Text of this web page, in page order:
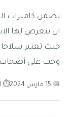
تضمن كاميرات
ان يتعرض لها
حيث تعتبر سلاحا
وجب على أصحاب
📅 15 مارس 2024 ⏱ 1 دقائق قراءة